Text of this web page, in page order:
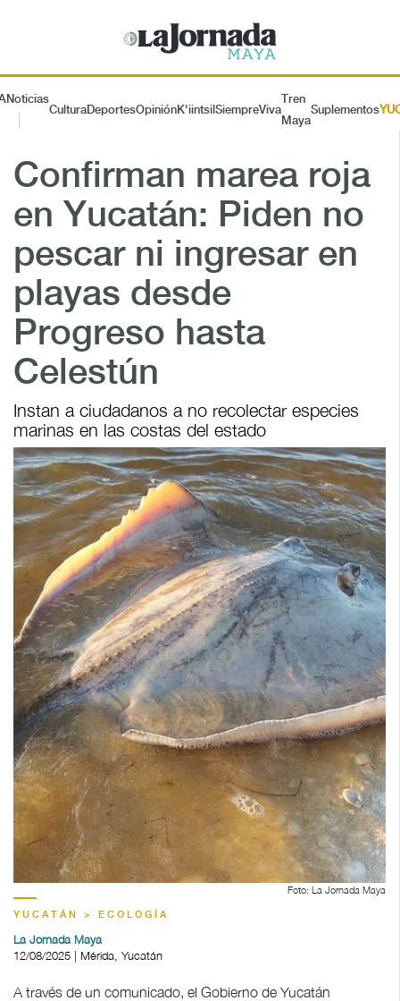
Noticias
CulturaDeportesOpiniónK'iintsil SiempreViva
Tren
Maya
Suplementos
Confirman marea roja
en Yucatán: Piden no
pescar ni ingresar en
playas desde
Progreso hasta
Celestún
Instan a ciudadanos a no recolectar especies
marinas en las costas del estado
Foto: La Jornada Maya
YUCATÁN > ECOLOGÍA
La Jornada Maya
12/08/2025 | Mérida, Yucatán
A través de un comunicado, el Gobierno de Yucatán